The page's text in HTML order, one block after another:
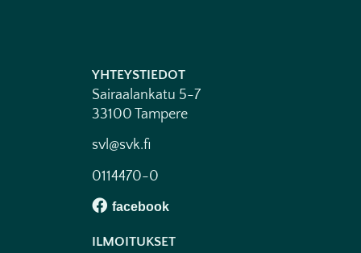
YHTEYSTIEDOT
Sairaalankatu 5-7
33100 Tampere
svl@svk.fi
0114470-0
ILMOITUKSET